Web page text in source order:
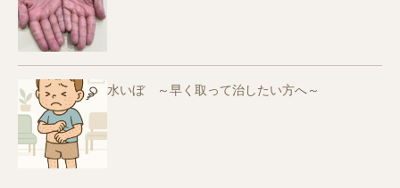
水いぼ ～早く取って治したい方へ～